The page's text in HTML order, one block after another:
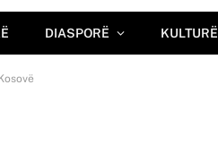
DIASPORË KULTURË